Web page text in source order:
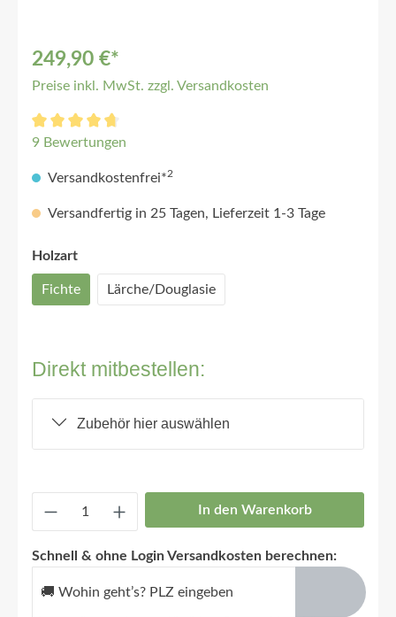
249,90 €*
Preise inkl. MwSt. zzgl. Versandkosten
9 Bewertungen
Versandkostenfrei*2
Versandfertig in 25 Tagen, Lieferzeit 1-3 Tage
Holzart
Fichte Lärche/Douglasie
Direkt mitbestellen:
Zubehör hier auswählen
In den Warenkorb
Schnell & ohne Login Versandkosten berechnen:
🚚 Wohin geht’s? PLZ eingeben